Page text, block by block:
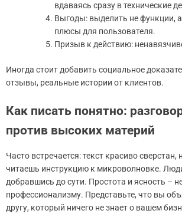
вдаваясь сразу в технические
Выгоды: выделить не функции,
плюсы для пользователя.
Призыв к действию:
Иногда стоит добавить социальное
отзывы, реальные истории от клиентов.
Как писать понятно:
против высоких материй
Часто встречается: текст красиво
читаешь инструкцию к микроволновке.
добравшись до сути. Простота и ясность –
профессионализму. Представьте, что вы
другу, который ничего не знает о вашем